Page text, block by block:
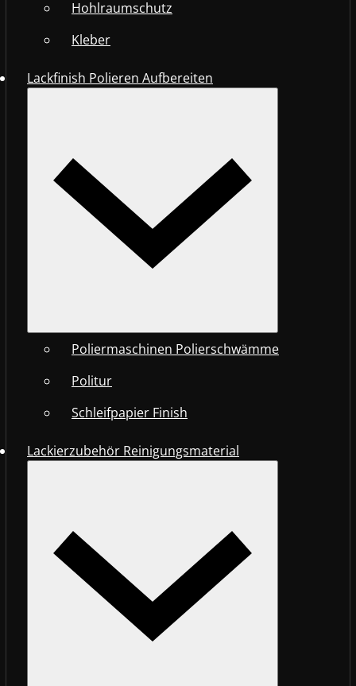
Hohlraumschutz
Kleber
Lackfinish Polieren Aufbereiten
Poliermaschinen Polierschwämme
Politur
Schleifpapier Finish
Lackierzubehör Reinigungsmaterial